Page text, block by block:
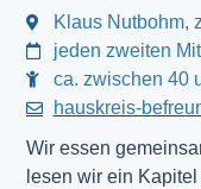
Klaus Nutbohm,
jeden zweiten
ca. zwischen 40
hauskreis-
Wir essen
lesen wir ein